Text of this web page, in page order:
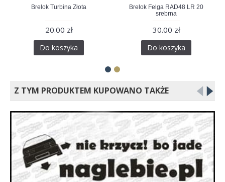
Brelok Turbina Złota
20.00 zł
Do koszyka
Brelok Felga RAD48 LR 20
srebrna
30.00 zł
Do koszyka
Z TYM PRODUKTEM KUPOWANO TAKŻE